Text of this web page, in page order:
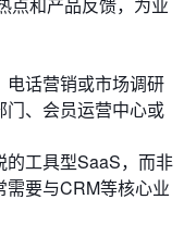
电话营销或市场调研
门、会员运营中心或
的工具型SaaS，而非
要与CRM等核心业